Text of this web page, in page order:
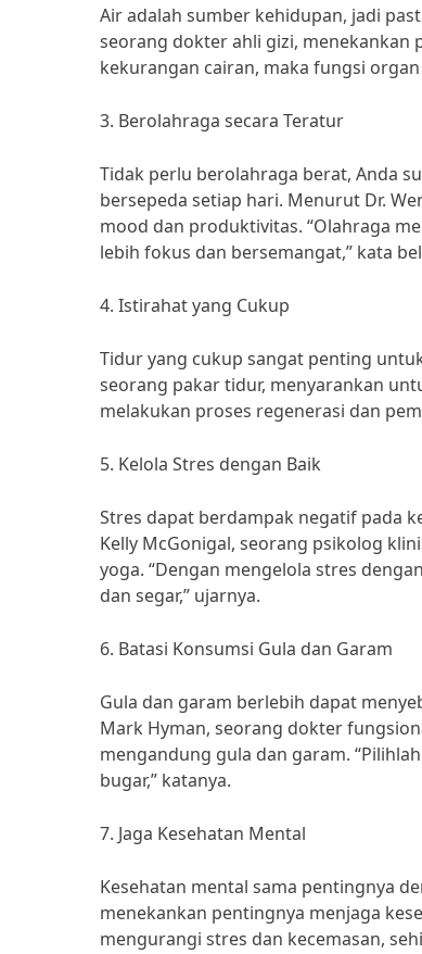
Air adalah sumber kehidupan, jadi
seorang dokter ahli gizi, menekankan
kekurangan cairan, maka fungsi
3. Berolahraga secara Teratur
Tidak perlu berolahraga berat, Anda
bersepeda setiap hari. Menurut Dr.
mood dan produktivitas. “Olahraga
lebih fokus dan bersemangat,” kata
4. Istirahat yang Cukup
Tidur yang cukup sangat penting
seorang pakar tidur, menyarankan
melakukan proses regenerasi dan
5. Kelola Stres dengan Baik
Stres dapat berdampak negatif pada
Kelly McGonigal, seorang psikolog
yoga. “Dengan mengelola stres
dan segar,” ujarnya.
6. Batasi Konsumsi Gula dan Garam
Gula dan garam berlebih dapat
Mark Hyman, seorang dokter
mengandung gula dan garam.
bugar,” katanya.
7. Jaga Kesehatan Mental
Kesehatan mental sama pentingnya
menekankan pentingnya menjaga
mengurangi stres dan kecemasan,